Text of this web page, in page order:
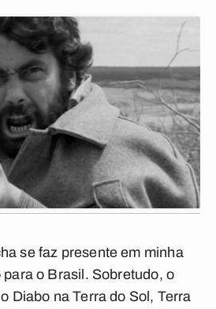
se faz presente em minha
o Brasil. Sobretudo, o
Diabo na Terra do Sol , Terra